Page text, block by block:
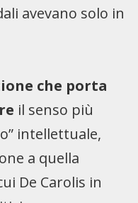
avevano solo in
che porta
il senso più
intellettuale,
a quella
De Carolis in